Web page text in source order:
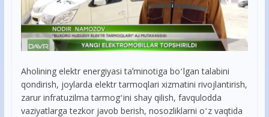
Aholining elektr energiyasi taʼminotiga boʻlgan talabini
qondirish, joylarda elektr tarmoqlari xizmatini rivojlantirish,
zarur infratuzilma tarmogʻini shay qilish, favqulodda
vaziyatlarga tezkor javob berish, nosozliklarni oʻz vaqtida